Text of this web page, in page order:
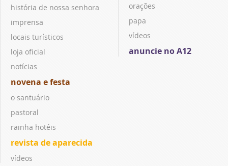
história de nossa senhora
imprensa
locais turísticos
loja oficial
notícias
novena e festa
o santuário
pastoral
rainha hotéis
revista de aparecida
vídeos
orações
papa
vídeos
anuncie no A12